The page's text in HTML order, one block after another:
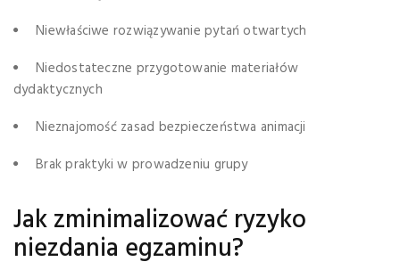
Niewłaściwe rozwiązywanie pytań otwartych
Niedostateczne przygotowanie materiałów
dydaktycznych
Nieznajomość zasad bezpieczeństwa animacji
Brak praktyki w prowadzeniu grupy
Jak zminimalizować ryzyko
niezdania egzaminu?